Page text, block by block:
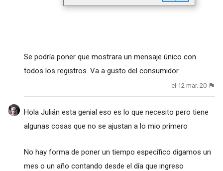
Se podría poner que mostrara un mensaje único con
todos los registros. Va a gusto del consumidor.
el 12 mar. 20
Hola Julián esta genial eso es lo que necesito pero tiene
algunas cosas que no se ajustan a lo mio primero
No hay forma de poner un tiempo específico digamos un
mes o un año contando desde el día que ingreso